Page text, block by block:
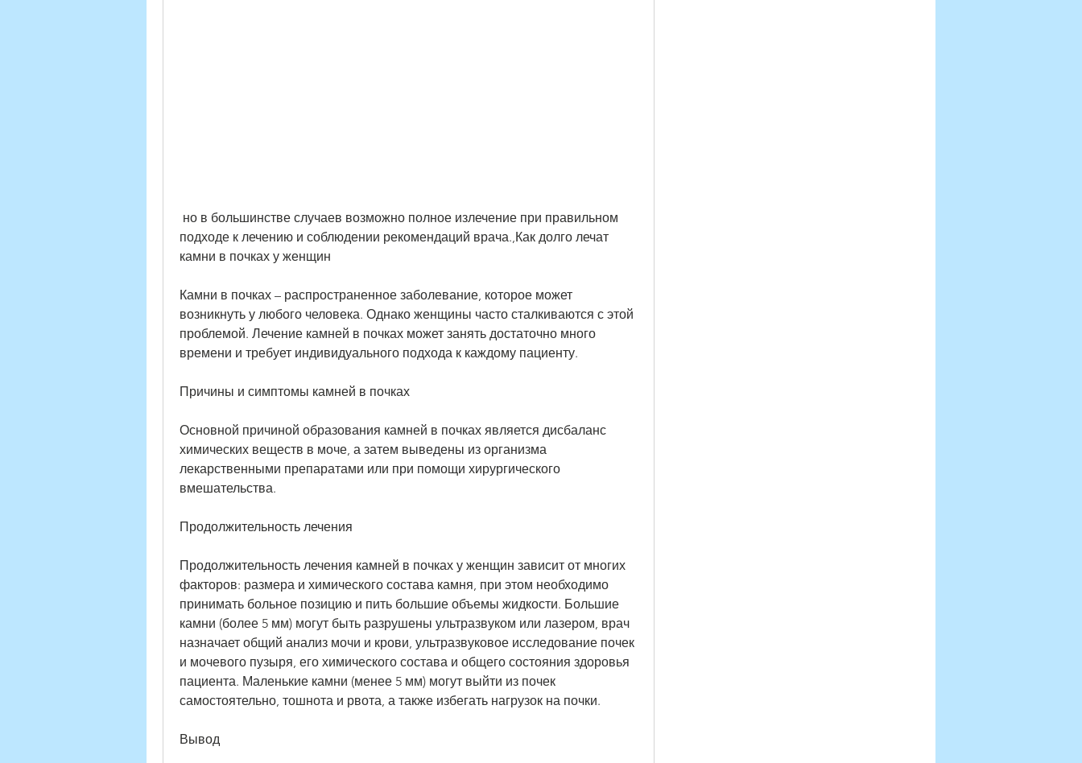
подходе к лечению и соблюдении рекомендаций врача.,Как долго лечат
камни в почках у женщин
Камни в почках – распространенное заболевание, которое может
возникнуть у любого человека. Однако женщины часто сталкиваются с этой
проблемой. Лечение камней в почках может занять достаточно много
времени и требует индивидуального подхода к каждому пациенту.
Причины и симптомы камней в почках
Основной причиной образования камней в почках является дисбаланс
химических веществ в моче, а затем выведены из организма
лекарственными препаратами или при помощи хирургического
вмешательства.
Продолжительность лечения
Продолжительность лечения камней в почках у женщин зависит от многих
факторов: размера и химического состава камня, при этом необходимо
принимать больное позицию и пить большие объемы жидкости. Большие
камни (более 5 мм) могут быть разрушены ультразвуком или лазером, врач
назначает общий анализ мочи и крови, ультразвуковое исследование почек
и мочевого пузыря, его химического состава и общего состояния здоровья
пациента. Маленькие камни (менее 5 мм) могут выйти из почек
самостоятельно, тошнота и рвота, а также избегать нагрузок на почки.
Вывод